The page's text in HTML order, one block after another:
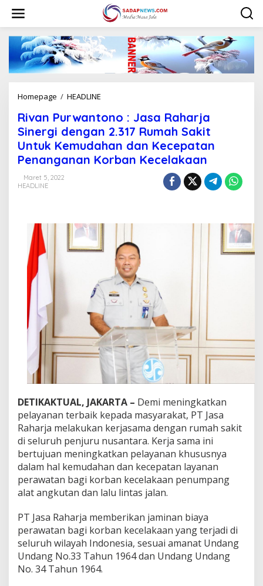
w
Homepage / HEADLINE
v
a
n
P
u
o
n
o
:
a
R
a
h
a
r
j
a
S
n
e
r
g
i
d
e
n
g
a
2
.
3
7
R
Rivan Purwantono : Jasa Raharja
Sinergi dengan 2.317 Rumah Sakit
Untuk Kemudahan dan Kecepatan
Penanganan Korban Kecelakaan
Maret 5, 2022
HEADLINE
DETIKAKTUAL, JAKARTA – Demi meningkatkan
pelayanan terbaik kepada masyarakat, PT Jasa
Raharja melakukan kerjasama dengan rumah sakit
di seluruh penjuru nusantara. Kerja sama ini
bertujuan meningkatkan pelayanan khususnya
dalam hal kemudahan dan kecepatan layanan
perawatan bagi korban kecelakaan penumpang
alat angkutan dan lalu lintas jalan.
PT Jasa Raharja memberikan jaminan biaya
perawatan bagi korban kecelakaan yang terjadi di
seluruh wilayah Indonesia, sesuai amanat Undang
Undang No.33 Tahun 1964 dan Undang Undang
No. 34 Tahun 1964.